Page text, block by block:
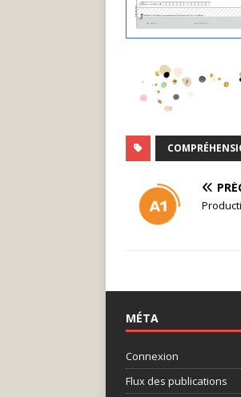
MÉTA
Connexion
Flux des publications